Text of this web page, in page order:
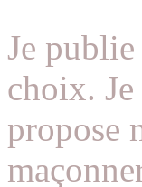
Je
choix. Je
propose